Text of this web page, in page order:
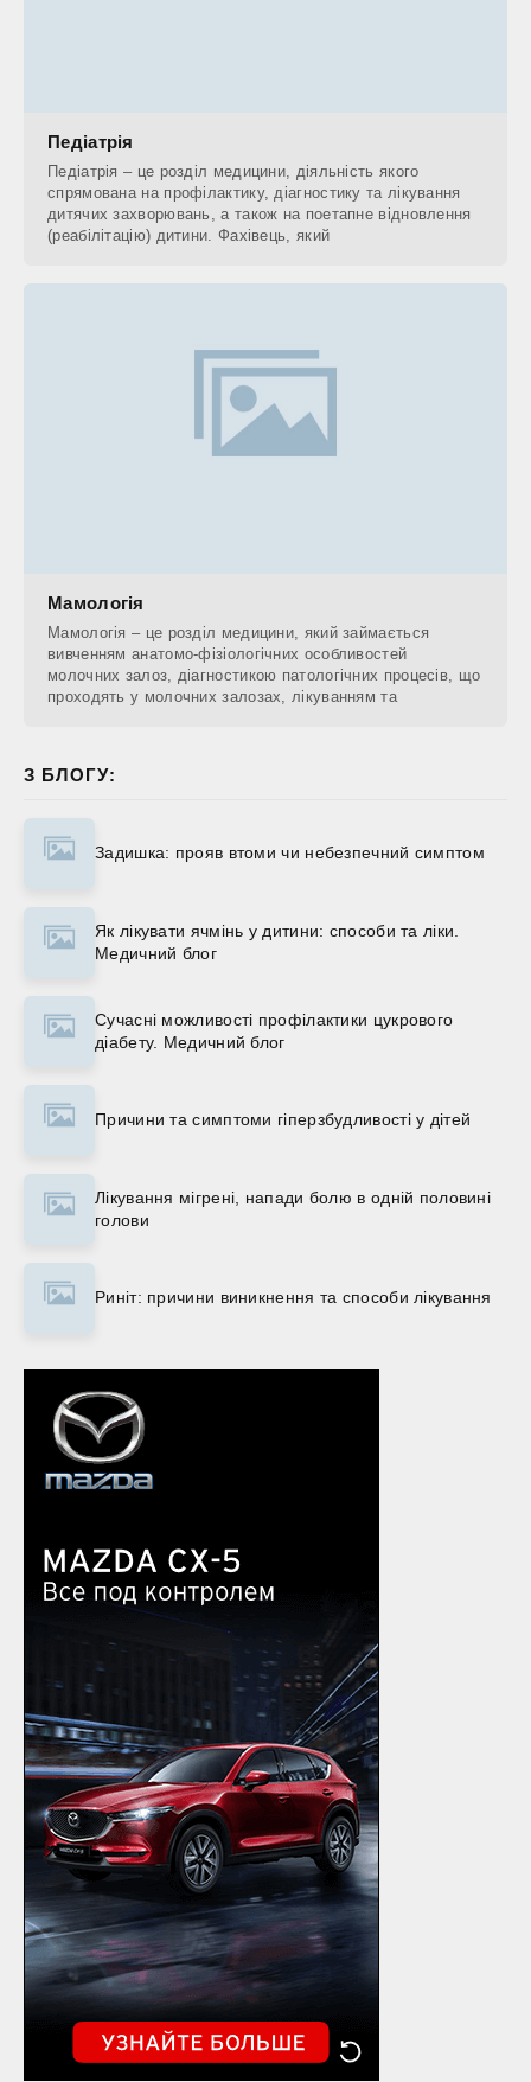
Педіатрія
Педіатрія – це розділ медицини, діяльність якого
спрямована на профілактику, діагностику та лікування
дитячих захворювань, а також на поетапне відновлення
(реабілітацію) дитини. Фахівець, який
Мамологія
Мамологія – це розділ медицини, який займається
вивченням анатомо-фізіологічних особливостей
молочних залоз, діагностикою патологічних процесів, що
проходять у молочних залозах, лікуванням та
З БЛОГУ:
Задишка: прояв втоми чи небезпечний симптом
Як лікувати ячмінь у дитини: способи та ліки.
Медичний блог
Сучасні можливості профілактики цукрового
діабету. Медичний блог
Причини та симптоми гіперзбудливості у дітей
Лікування мігрені, напади болю в одній половині
голови
Риніт: причини виникнення та способи лікування